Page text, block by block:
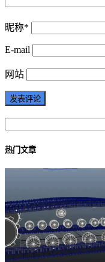
昵称*
E-mail
网站
热门文章